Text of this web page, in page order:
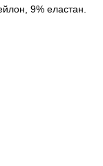
9% еластан.